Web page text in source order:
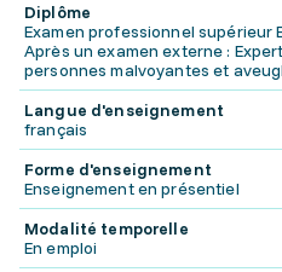
Diplôme
Examen professionnel supérieur
Après un examen externe :
personnes malvoyantes et
Langue d'enseignement
français
Forme d'enseignement
Enseignement en présentiel
Modalité temporelle
En emploi